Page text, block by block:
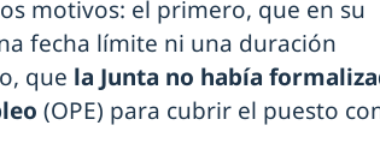
motivos: el primero, que en su
fecha límite ni una duración
que la Junta no había
(OPE) para cubrir el puesto